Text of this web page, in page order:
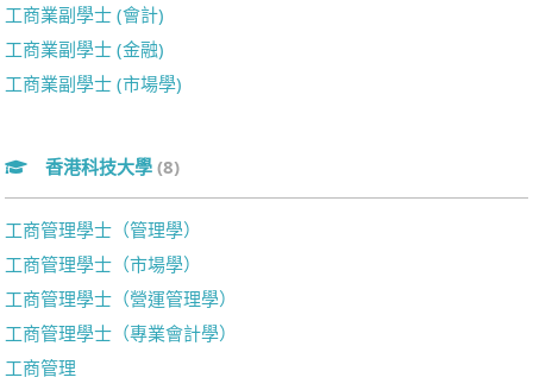
工商業副學士 (會計)
工商業副學士 (金融)
工商業副學士 (市場學)
香港科技大學 (8)
工商管理學士（管理學）
工商管理學士（市場學）
工商管理學士（營運管理學）
工商管理學士（專業會計學）
工商管理